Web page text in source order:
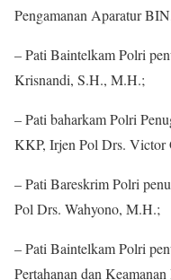
Pengamanan Aparatur
– Pati Baintelkam Polri
Krisnandi, S.H., M.H.;
– Pati baharkam Polri
KKP, Irjen Pol Drs. Victor
– Pati Bareskrim Polri
Pol Drs. Wahyono, M.H.;
– Pati Baintelkam Polri
Pertahanan dan